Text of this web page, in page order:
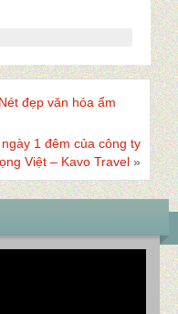
đẹp văn hóa ẩm
1 đêm của công ty
Việt – Kavo Travel »